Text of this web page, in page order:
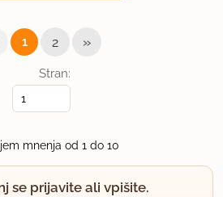
Stran:
1 2 »
mnenja od 1 do 10
se prijavite ali vpišite.